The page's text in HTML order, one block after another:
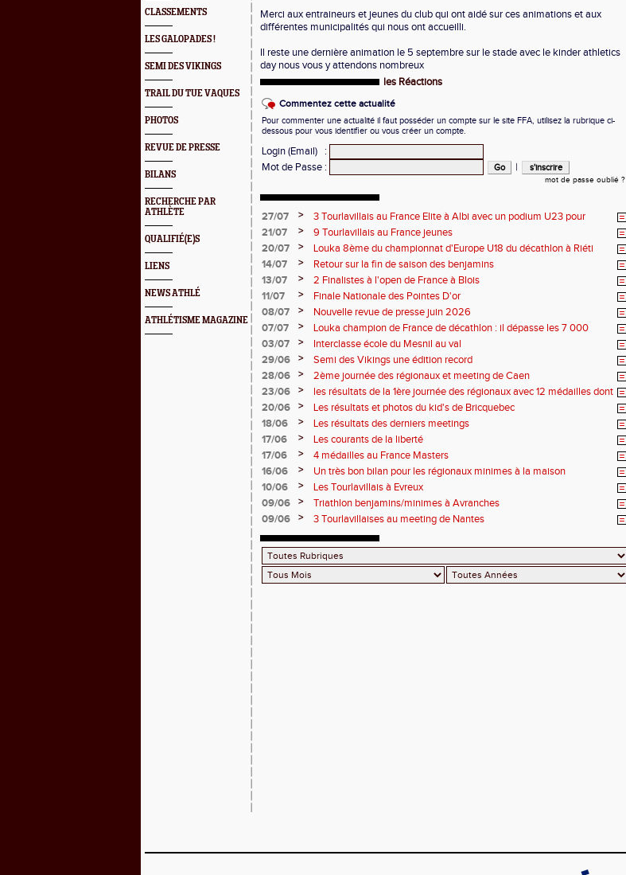
CLASSEMENTS
LES GALOPADES !
SEMI DES VIKINGS
TRAIL DU TUE VAQUES
PHOTOS
REVUE DE PRESSE
BILANS
RECHERCHE PAR
ATHLÈTE
QUALIFIÉ(E)S
LIENS
NEWS ATHLÉ
ATHLÉTISME MAGAZINE
Merci aux entraineurs et jeunes du club qui ont aidé sur ces animations et aux
différentes municipalités qui nous ont accueilli.
Il reste une dernière animation le 5 septembre sur le stade avec le kinder athletics
day nous vous y attendons nombreux
les Réactions
Commentez cette actualité
Pour commenter une actualité il faut posséder un compte sur le site FFA, utilisez la rubrique ci-
dessous pour vous identifier ou vous créer un compte.
Login (Email)
:
Mot de Passe : |
mot de passe oublié ?
27/07 >
3 Tourlavillais au France Elite à Albi avec un podium U23 pour
Juliette
21/07 >
9 Tourlavillais au France jeunes
20/07
>
Louka 8ème du championnat d'Europe U18 du décathlon à Riéti
14/07
>
Retour sur la fin de saison des benjamins
13/07
>
2 Finalistes à l'open de France à Blois
11/07
>
Finale Nationale des Pointes D'or
08/07
>
Nouvelle revue de presse juin 2026
07/07
>
Louka champion de France de décathlon : il dépasse les 7 000
points !
03/07 >
Interclasse école du Mesnil au val
29/06
>
Semi des Vikings une édition record
28/06
>
2ème journée des régionaux et meeting de Caen
23/06
>
les résultats de la 1ère journée des régionaux avec 12 médailles dont
2 titres
20/06 >
Les résultats et photos du kid's de Bricquebec
18/06
>
Les résultats des derniers meetings
17/06
>
Les courants de la liberté
17/06
>
4 médailles au France Masters
16/06
>
Un très bon bilan pour les régionaux minimes à la maison
10/06
>
Les Tourlavillais à Evreux
09/06
>
Triathlon benjamins/minimes à Avranches
09/06
> 3 Tourlavillaises au meeting de Nantes